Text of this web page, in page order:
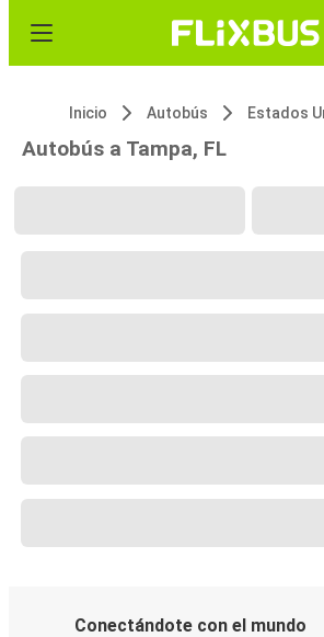
Inicio Autobús Estados
Autobús a Tampa, FL
Conectándote con el mundo